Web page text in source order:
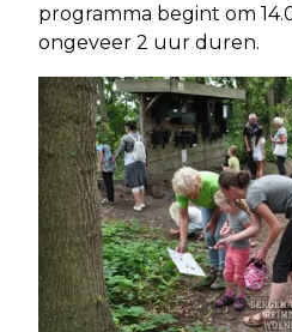
programma begint om
ongeveer 2 uur duren.